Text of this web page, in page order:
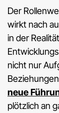
Der
wirkt nach
in der
nicht nur
neue
plötzlich an